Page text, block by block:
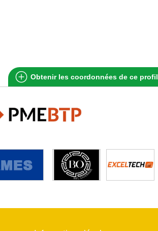
Obtenir les coordonnées de ce profil